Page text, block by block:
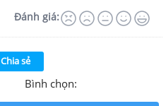
Đánh giá:
Chia sẻ
Bình chọn: